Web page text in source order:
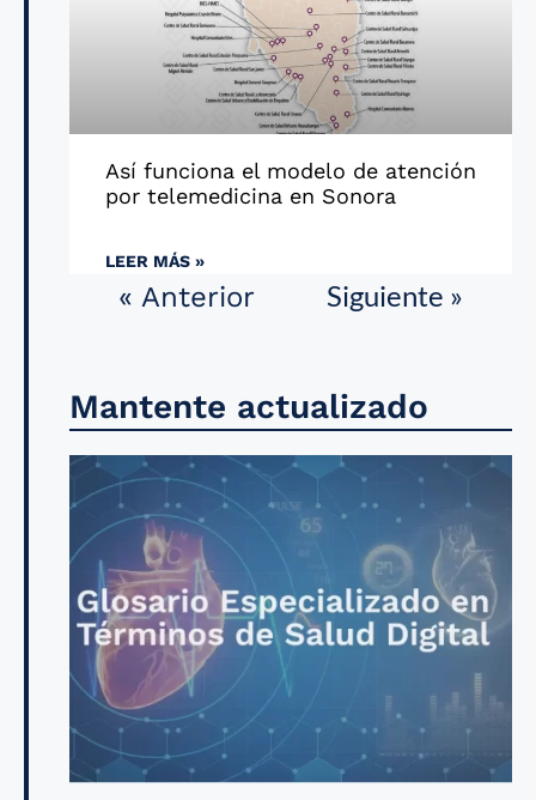
Así funciona el modelo de atención
por telemedicina en Sonora
LEER MÁS »
« Anterior Siguiente »
Mantente actualizado